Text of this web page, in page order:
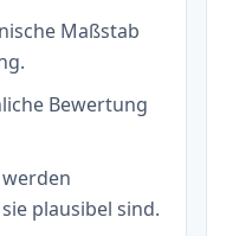
Maßstab
Bewertung
plausibel sind.